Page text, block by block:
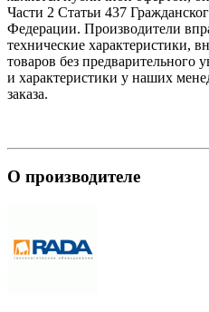
Части 2 Статьи 437
Федерации. Производители
технические характеристики,
товаров без предварительного
и характеристики у наших
заказа.
О производителе